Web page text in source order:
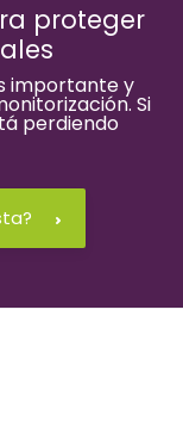
proteger
importante y
Si
perdiendo